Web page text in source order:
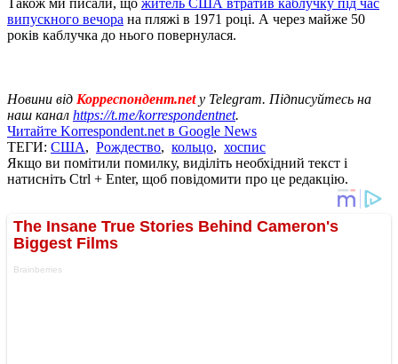
випускного вечора на пляжі в 1971 році. А через майже 50
років каблучка до нього повернулася.
Новини від Корреспондент.net у Telegram. Підписуйтесь на
наш канал https://t.me/korrespondentnet.
Читайте Korrespondent.net в Google News
ТЕГИ: США, Рождество, кольцо, хоспис
Якщо ви помітили помилку, виділіть необхідний текст і
натисніть Ctrl + Enter, щоб повідомити про це редакцію.